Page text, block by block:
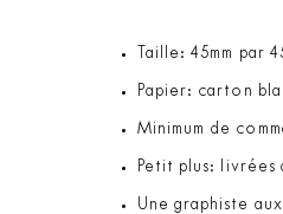
Taille: 45mm par
Papier: carton
Minimum de
Petit plus:
Une graphiste